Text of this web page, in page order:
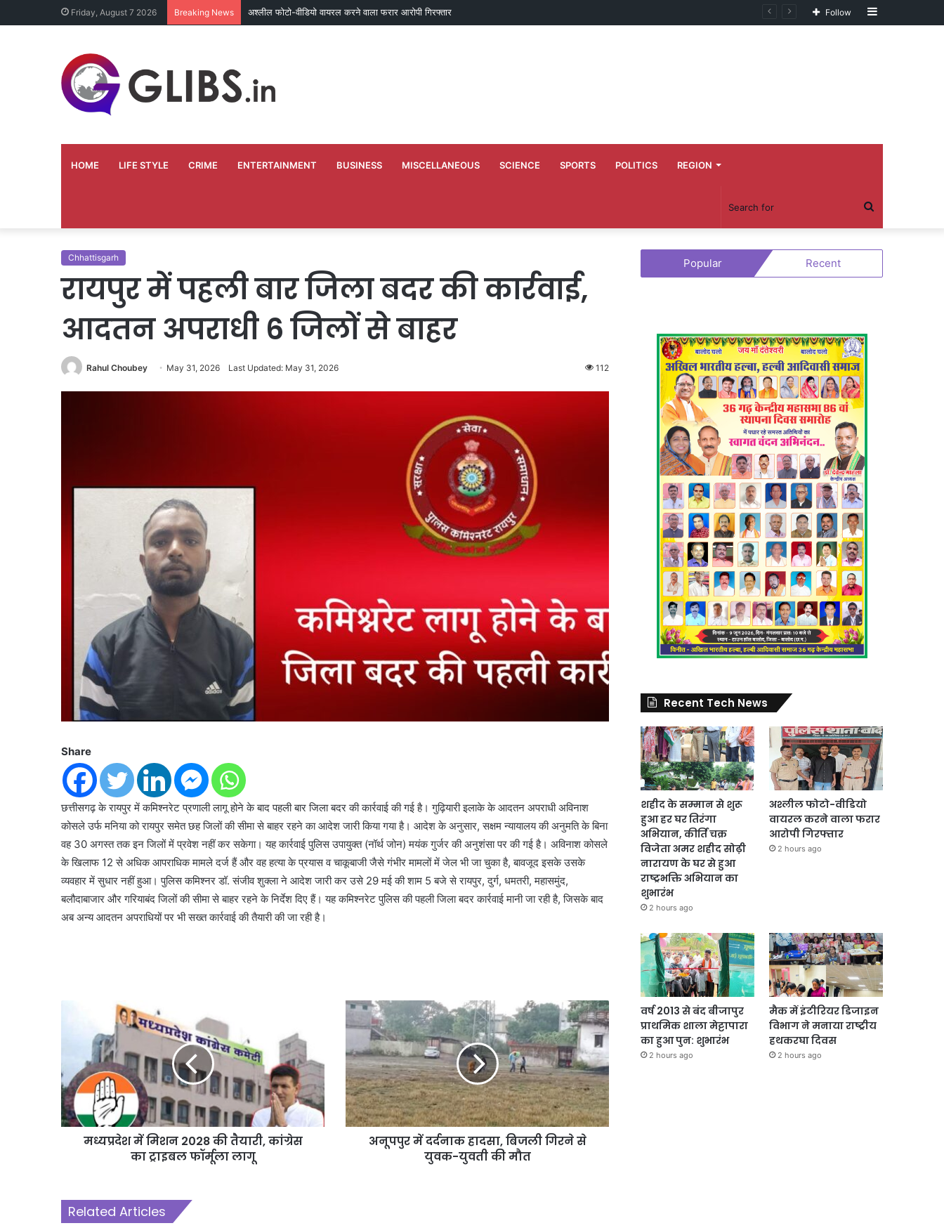
Friday, August 7 2026 Breaking News अश्लील फोटो-वीडियो वायरल करने वाला फरार आरोपी गिरफ्तार Sidebar
Follow
HOME LIFE STYLE CRIME ENTERTAINMENT BUSINESS MISCELLANEOUS SCIENCE SPORTS POLITICS REGION
Search
for
Chhattisgarh
रायपुर में पहली बार जिला बदर की कार्रवाई,
आदतन अपराधी 6 जिलों से बाहर
Rahul Choubey May 31, 2026 Last Updated: May 31, 2026 112
Share
छत्तीसगढ़ के रायपुर में कमिश्नरेट प्रणाली लागू होने के बाद पहली बार जिला बदर की कार्रवाई की गई है। गुढ़ियारी इलाके के आदतन अपराधी अविनाश
कोसले उर्फ मनिया को रायपुर समेत छह जिलों की सीमा से बाहर रहने का आदेश जारी किया गया है। आदेश के अनुसार, सक्षम न्यायालय की अनुमति के बिना
वह 30 अगस्त तक इन जिलों में प्रवेश नहीं कर सकेगा। यह कार्रवाई पुलिस उपायुक्त (नॉर्थ जोन) मयंक गुर्जर की अनुशंसा पर की गई है। अविनाश कोसले
के खिलाफ 12 से अधिक आपराधिक मामले दर्ज हैं और वह हत्या के प्रयास व चाकूबाजी जैसे गंभीर मामलों में जेल भी जा चुका है, बावजूद इसके उसके
व्यवहार में सुधार नहीं हुआ। पुलिस कमिश्नर डॉ. संजीव शुक्ला ने आदेश जारी कर उसे 29 मई की शाम 5 बजे से रायपुर, दुर्ग, धमतरी, महासमुंद,
बलौदाबाजार और गरियाबंद जिलों की सीमा से बाहर रहने के निर्देश दिए हैं। यह कमिश्नरेट पुलिस की पहली जिला बदर कार्रवाई मानी जा रही है, जिसके बाद
अब अन्य आदतन अपराधियों पर भी सख्त कार्रवाई की तैयारी की जा रही है।
मध्यप्रदेश में मिशन 2028 की तैयारी, कांग्रेस
का ट्राइबल फॉर्मूला लागू
अनूपपुर में दर्दनाक हादसा, बिजली गिरने से
युवक-युवती की मौत
Related Articles
Popular Recent
Recent Tech News
शहीद के सम्मान से शुरू
हुआ हर घर तिरंगा
अभियान, कीर्ति चक्र
विजेता अमर शहीद सोढ़ी
नारायण के घर से हुआ
राष्ट्रभक्ति अभियान का
शुभारंभ
2 hours ago
अश्लील फोटो-वीडियो
वायरल करने वाला फरार
आरोपी गिरफ्तार
2 hours ago
वर्ष 2013 से बंद बीजापुर
प्राथमिक शाला मेट्टापारा
का हुआ पुन: शुभारंभ
2 hours ago
मैक में इंटीरियर डिजाइन
विभाग ने मनाया राष्ट्रीय
हथकरघा दिवस
2 hours ago